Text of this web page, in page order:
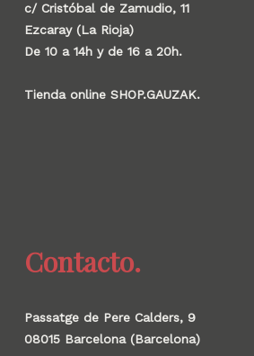
c/ Cristóbal de Zamudio, 11
Ezcaray (La Rioja)
De 10 a 14h y de 16 a 20h.
Tienda online SHOP.GAUZAK.
Contacto.
Passatge de Pere Calders, 9
08015 Barcelona (Barcelona)